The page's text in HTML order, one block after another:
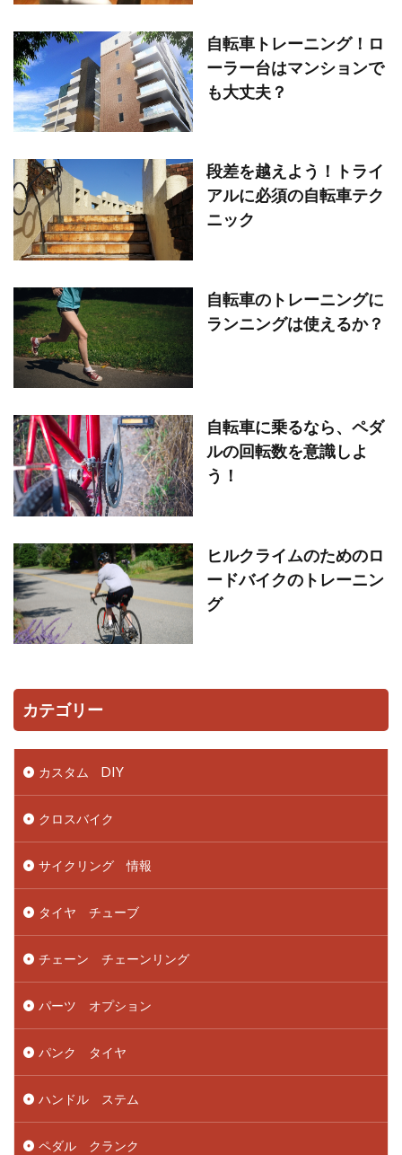
自転車トレーニング！ロ
ーラー台はマンションで
も大丈夫？
段差を越えよう！トライ
アルに必須の自転車テク
ニック
自転車のトレーニングに
ランニングは使えるか？
自転車に乗るなら、ペダ
ルの回転数を意識しよ
う！
ヒルクライムのためのロ
ードバイクのトレーニン
グ
カテゴリー
カスタム DIY
クロスバイク
サイクリング 情報
タイヤ チューブ
チェーン チェーンリング
パーツ オプション
パンク タイヤ
ハンドル ステム
ペダル クランク